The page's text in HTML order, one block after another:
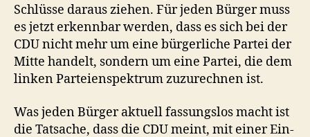
Schlüsse daraus ziehen. Für jeden Bürger muss
es jetzt erkennbar werden, dass es sich bei der
CDU nicht mehr um eine bürgerliche Partei der
Mitte handelt, sondern um eine Partei, die dem
linken Parteienspektrum zuzurechnen ist.
Was jeden Bürger aktuell fassungslos macht ist
die Tatsache, dass die CDU meint, mit einer Ein-